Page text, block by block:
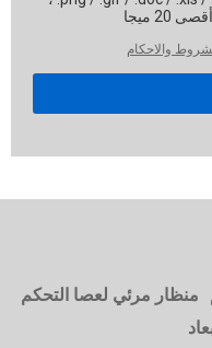
20 ميجا
والاحكام
منظار مرئي لعصا التحكم